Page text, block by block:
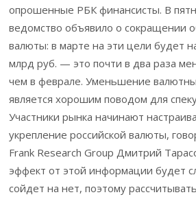
опрошенные РБК финансисты. В
ведомство объявило о сокращении
валюты: в марте на эти цели будет
млрд руб. — это почти в два раза
чем в феврале. Уменьшение
является хорошим поводом для
Участники рынка начинают
укрепление российской валюты,
Frank Research Group Дмитрий
эффект от этой информации будет
сойдет на нет, поэтому